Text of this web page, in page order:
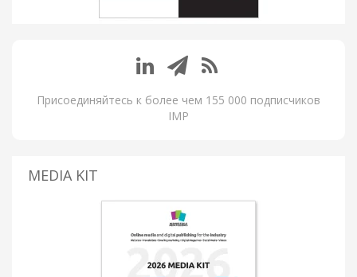
Присоединяйтесь к более чем 155 000 подписчиков
IMP
MEDIA KIT